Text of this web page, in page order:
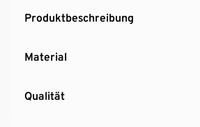
Produktbeschreibung
Material
Qualität